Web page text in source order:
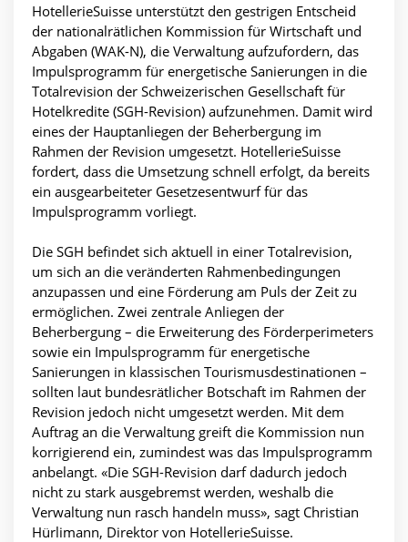
HotellerieSuisse unterstützt den gestrigen Entscheid
der nationalrätlichen Kommission für Wirtschaft und
Abgaben (WAK-N), die Verwaltung aufzufordern, das
Impulsprogramm für energetische Sanierungen in die
Totalrevision der Schweizerischen Gesellschaft für
Hotelkredite (SGH-Revision) aufzunehmen. Damit wird
eines der Hauptanliegen der Beherbergung im
Rahmen der Revision umgesetzt. HotellerieSuisse
fordert, dass die Umsetzung schnell erfolgt, da bereits
ein ausgearbeiteter Gesetzesentwurf für das
Impulsprogramm vorliegt.
Die SGH befindet sich aktuell in einer Totalrevision,
um sich an die veränderten Rahmenbedingungen
anzupassen und eine Förderung am Puls der Zeit zu
ermöglichen. Zwei zentrale Anliegen der
Beherbergung – die Erweiterung des Förderperimeters
sowie ein Impulsprogramm für energetische
Sanierungen in klassischen Tourismusdestinationen –
sollten laut bundesrätlicher Botschaft im Rahmen der
Revision jedoch nicht umgesetzt werden. Mit dem
Auftrag an die Verwaltung greift die Kommission nun
korrigierend ein, zumindest was das Impulsprogramm
anbelangt. «Die SGH-Revision darf dadurch jedoch
nicht zu stark ausgebremst werden, weshalb die
Verwaltung nun rasch handeln muss», sagt Christian
Hürlimann, Direktor von HotellerieSuisse.